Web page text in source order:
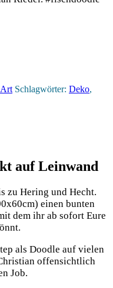
Schlagwörter: Deko,
auf Leinwand
zu Hering und Hecht.
einen bun­ten
dem ihr ab sofort Eure
als Dood­le auf vie­len
offen­sicht­lich
Job.